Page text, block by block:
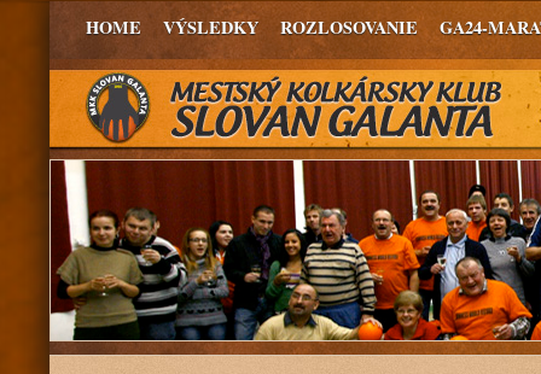
HOME VÝSLEDKY ROZLOSOVANIE GA24-